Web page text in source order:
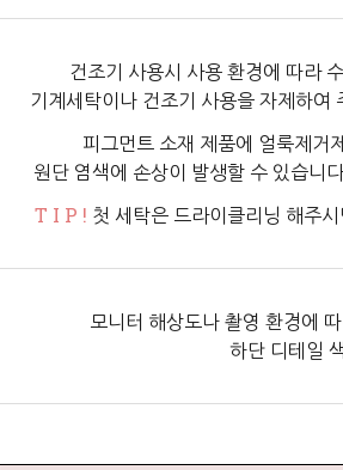
건조기 사용시 사용 환경에 따라
기계세탁이나 건조기 사용을 자제하여
피그먼트 소재 제품에 얼룩제거
원단 염색에 손상이 발생할 수 있습니
T I P ! 첫 세탁은 드라이클리닝 해주
모니터 해상도나 촬영 환경에
하단 디테일